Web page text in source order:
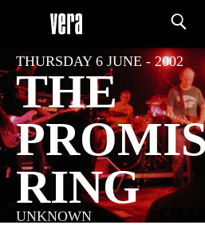
THURSDAY 6 JUNE - 2002
THE
RING
UNKNOWN